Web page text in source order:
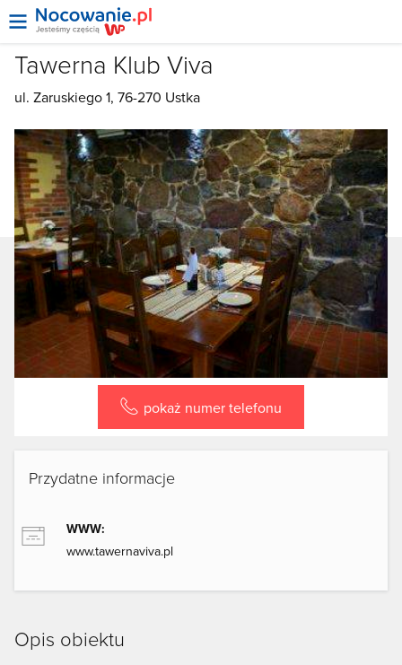
Tawerna Klub Viva
ul. Zaruskiego 1, 76-270 Ustka
pokaż numer telefonu
Przydatne informacje
WWW:
www.tawernaviva.pl
Opis obiektu